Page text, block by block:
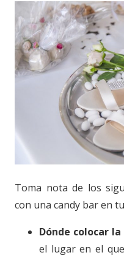
Toma nota de los
con una candy bar en
Dónde colocar
el lugar en el